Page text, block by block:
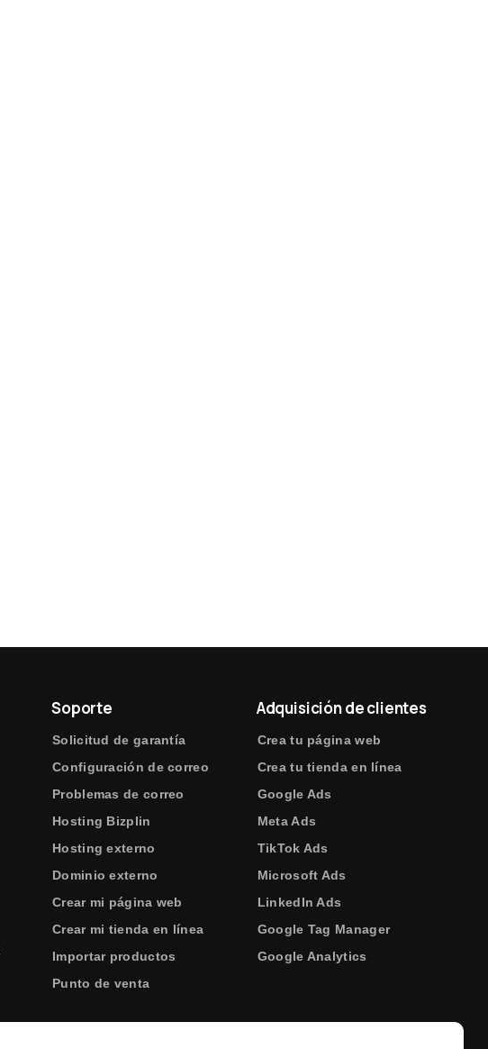
Soporte
Solicitud de garantía
Configuración de correo
Problemas de correo
Hosting Bizplin
Hosting externo
Dominio externo
Crear mi página web
Crear mi tienda en línea
Importar productos
Punto de venta
Adquisición de clientes
Crea tu página web
Crea tu tienda en línea
Google Ads
Meta Ads
TikTok Ads
Microsoft Ads
LinkedIn Ads
Google Tag Manager
Google Analytics